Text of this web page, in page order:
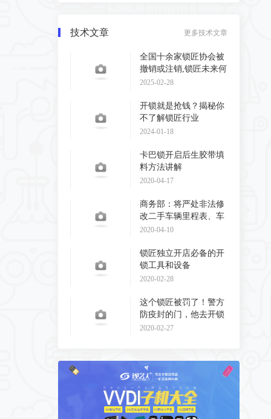
技术文章 更多技术文章
全国十余家锁匠协会被
撤销或注销,锁匠未来何
去何从?
2025-02-28
开锁就是抢钱？揭秘你
不了解锁匠行业
2024-01-18
卡巴锁开启后生胶带填
料方法讲解
2020-04-17
商务部：将严处非法修
改二手车辆里程表、车
辆识别代码和发动
2020-04-10
锁匠独立开店必备的开
锁工具和设备
2020-02-28
这个锁匠被罚了！警方
防疫封的门，他去开锁
了！
2020-02-27